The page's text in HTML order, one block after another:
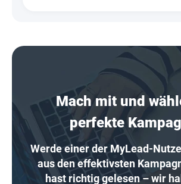
Mach mit und
perfekte
Werde einer der MyLead-
aus den effektivsten
hast richtig gelesen – wir